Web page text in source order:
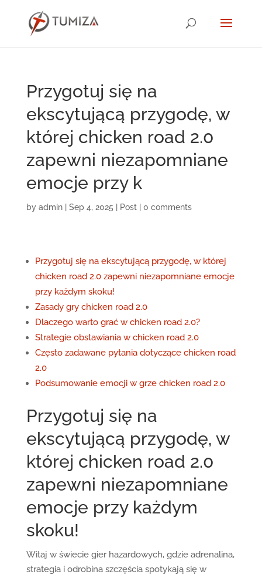
Przygotuj się na
ekscytującą przygodę, w
której chicken road 2.0
zapewni niezapomniane
emocje przy k
by admin| Sep 4, 2025 Post| 0 comments
Przygotuj się na ekscytującą przygodę, w której
chicken road 2.0 zapewni niezapomniane emocje
przy każdym skoku!
Zasady gry chicken road 2.0
Dlaczego warto grać w chicken road 2.0?
Strategie obstawiania w chicken road 2.0
Często zadawane pytania dotyczące chicken road
2.0
Podsumowanie emocji w grze chicken road 2.0
Przygotuj się na
ekscytującą przygodę, w
której chicken road 2.0
zapewni niezapomniane
emocje przy każdym
skoku!
Witaj w świecie gier hazardowych, gdzie adrenalina,
strategia i odrobina szczęścia spotykają się w